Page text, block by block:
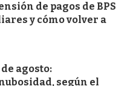
de pagos de BPS
y cómo volver a
agosto:
según el